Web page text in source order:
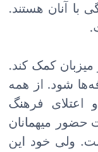
با آنان هستند.
کمک کند.
شود. از همه
اعتلای فرهنگ
حضور میهمانان
ولی خود این